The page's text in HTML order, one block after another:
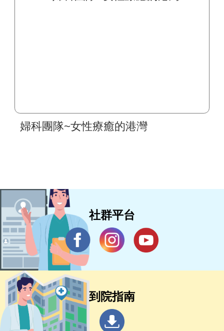
婦科團隊~女性療癒的港灣
社群平台
到院指南